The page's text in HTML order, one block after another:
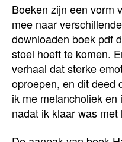
Boeken zijn een vorm
mee naar
downloaden boek pdf
stoel hoeft te komen.
verhaal dat sterke
oproepen, en dit deed
ik me melancholiek
nadat ik klaar was met